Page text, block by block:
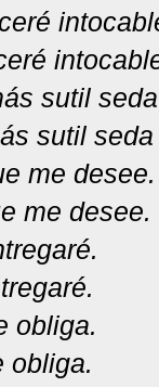
sutil
sutil
me desee.
me desee.
obliga.
obliga.